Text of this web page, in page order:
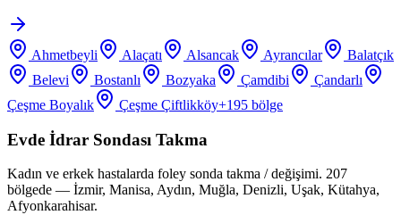
Ahmetbeyli Alaçatı Alsancak Ayrancılar
Balatçık
Belevi
Bostanlı Bozyaka Çamdibi
Çandarlı
Çeşme Boyalık
Çeşme Çiftlikköy+195 bölge
Evde İdrar Sondası Takma
Kadın ve erkek hastalarda foley sonda takma / değişimi. 207
bölgede — İzmir, Manisa, Aydın, Muğla, Denizli, Uşak, Kütahya,
Afyonkarahisar.